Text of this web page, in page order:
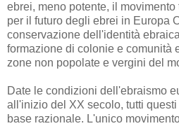
ebrei, meno potente, il
per il futuro degli ebrei in Europa
conservazione dell'identità
formazione di colonie e comunità
zone non popolate e vergini del
Date le condizioni dell'ebraismo
all'inizio del XX secolo, tutti
base razionale. L'unico